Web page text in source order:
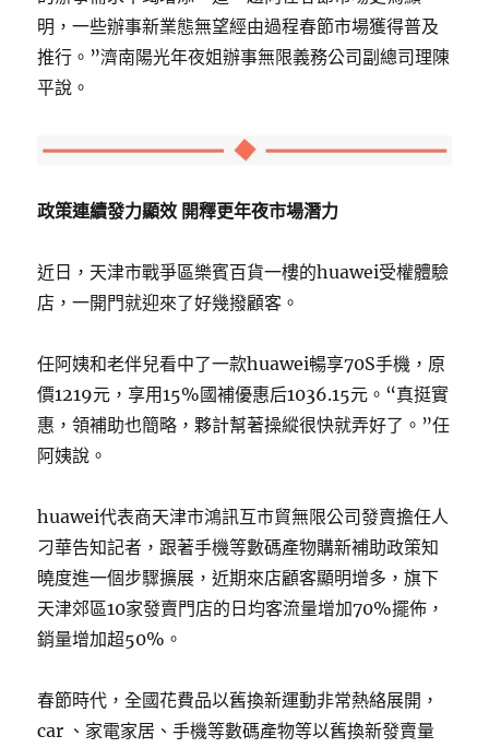
明，一些辦事新業態無望經由過程春節市場獲得普及
推行。”濟南陽光年夜姐辦事無限義務公司副總司理陳
平說。
政策連續發力顯效 開釋更年夜市場潛力
近日，天津市戰爭區樂賓百貨一樓的huawei受權體驗
店，一開門就迎來了好幾撥顧客。
任阿姨和老伴兒看中了一款huawei暢享70S手機，原
價1219元，享用15%國補優惠后1036.15元。“真挺實
惠，領補助也簡略，夥計幫著操縱很快就弄好了。”任
阿姨說。
huawei代表商天津市鴻訊互市貿無限公司發賣擔任人
刁華告知記者，跟著手機等數碼產物購新補助政策知
曉度進一個步驟擴展，近期來店顧客顯明增多，旗下
天津郊區10家發賣門店的日均客流量增加70%擺佈，
銷量增加超50%。
春節時代，全國花費品以舊換新運動非常熱絡展開，
car 、家電家居、手機等數碼產物等以舊換新發賣量